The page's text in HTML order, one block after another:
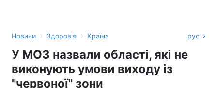
Новини › Здоров'я › Країна рус
У МОЗ назвали області, які не
виконують умови виходу із
"червоної" зони